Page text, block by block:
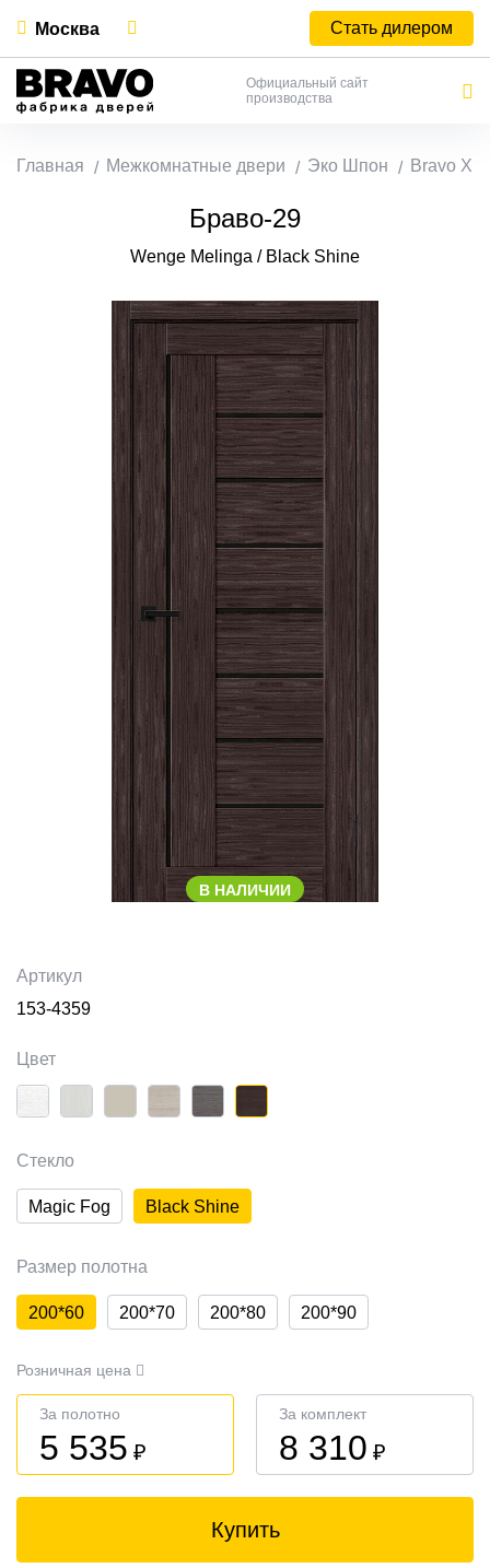
Москва Стать дилером
Официальный сайт
производства
Главная Межкомнатные двери Эко Шпон Bravo X
Браво-29
Wenge Melinga / Black Shine
В НАЛИЧИИ
Артикул
153-4359
Цвет
Стекло
Magic Fog Black Shine
Размер полотна
200*60 200*70 200*80 200*90
Розничная цена
За полотно
5 535 ₽
За комплект
8 310 ₽
Купить